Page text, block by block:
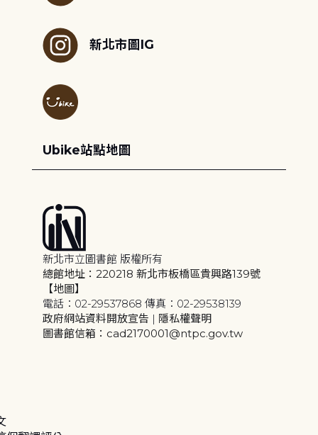
新北市圖IG
Ubike站點地圖
新北市立圖書館 版權所有
總館地址：220218 新北市板橋區貴興路139號
【地圖】
電話：02-29537868 傳真：02-29538139
政府網站資料開放宣告 | 隱私權聲明
圖書館信箱：cad2170001@ntpc.gov.tw